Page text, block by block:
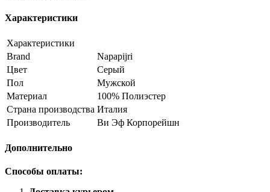
Характеристики
Характеристики
Brand
Napapijri
Цвет
Серый
Пол
Мужской
Материал
100% Полиэстер
Страна производства Италия
Производитель
Ви Эф Корпорейшн
Дополнительно
Способы оплаты: